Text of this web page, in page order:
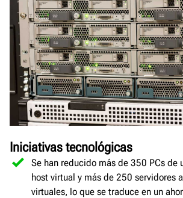
Iniciativas tecnológicas
Se han reducido más de 350 PCs de
host virtual y más de 250 servidores
virtuales, lo que se traduce en un